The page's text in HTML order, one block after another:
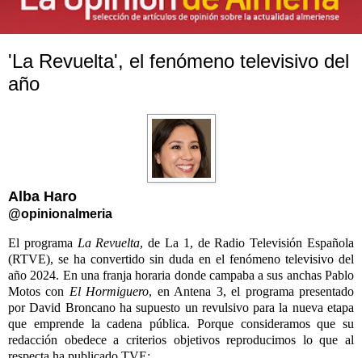
'La Revuelta', el fenómeno televisivo del
año
Alba Haro
@opinionalmeria
El programa La Revuelta, de La 1, de Radio Televisión Española
(RTVE), se ha convertido sin duda en el fenómeno televisivo del
año 2024. En una franja horaria donde campaba a sus anchas Pablo
Motos con El Hormiguero, en Antena 3, el programa presentado
por David Broncano ha supuesto un revulsivo para la nueva etapa
que emprende la cadena pública. Porque consideramos que su
redacción obedece a criterios objetivos reproducimos lo que al